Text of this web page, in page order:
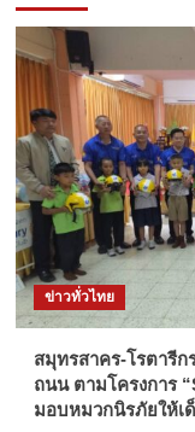
ข่าวทั่วไทย
สมุทรสาคร-โรตารี
ถนน ตามโครงการ
มอบหมวกนิรภัยให้เ